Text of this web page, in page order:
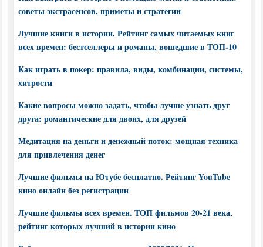
советы экстрасенсов, приметы и стратегии
Лучшие книги в истории. Рейтинг самых читаемых книг
всех времен: бестселлеры и романы, вошедшие в ТОП-10
Как играть в покер: правила, виды, комбинации, системы,
хитрости
Какие вопросы можно задать, чтобы лучше узнать друг
друга: романтические для двоих, для друзей
Медитация на деньги и денежный поток: мощная техника
для привлечения денег
Лучшие фильмы на Ютубе бесплатно. Рейтинг YouTube
кино онлайн без регистрации
Лучшие фильмы всех времен. ТОП фильмов 20-21 века,
рейтинг которых лучший в истории кино